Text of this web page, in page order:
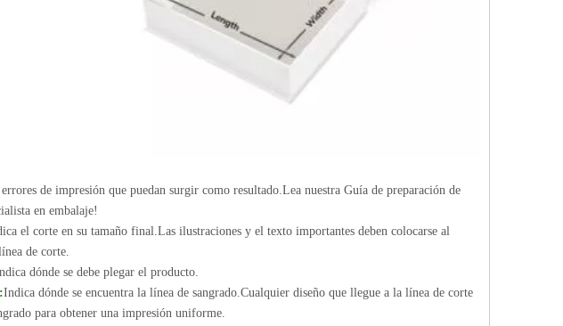
de impresión que puedan surgir como resultado.Lea nuestra Guía de preparación de
en embalaje!
el corte en su tamaño final.Las ilustraciones y el texto importantes deben colocarse al
de corte.
dónde se debe plegar el producto.
Indica dónde se encuentra la línea de sangrado.Cualquier diseño que llegue a la línea de corte
para obtener una impresión uniforme.